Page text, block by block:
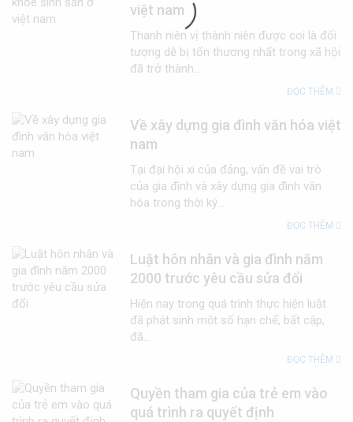
việt nam
Thanh niên vị thành niên được coi là đối
tượng dễ bị tổn thương nhất trong xã hội
đã trở thành...
ĐỌC THÊM
Về xây dựng gia đình văn hóa việt
nam
Tại đại hội xi của đảng, vấn đề vai trò
của gia đình và xây dựng gia đình văn
hóa trong thời kỳ...
ĐỌC THÊM
Luật hôn nhân và gia đình năm
2000 trước yêu cầu sửa đổi
Hiện nay trong quá trình thực hiện luật
đã phát sinh một số hạn chế, bất cập,
đã...
ĐỌC THÊM
Quyền tham gia của trẻ em vào
quá trình ra quyết định